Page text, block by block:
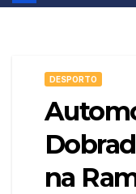
DESPORTO
na